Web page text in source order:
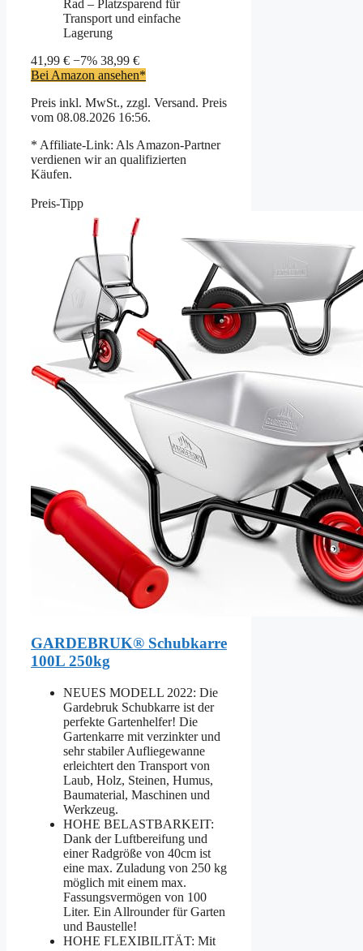
Rad – Platzsparend für
Transport und einfache
Lagerung
41,99 € −7% 38,99 €
Bei Amazon ansehen*
Preis inkl. MwSt., zzgl. Versand. Preis
vom 08.08.2026 16:56.
* Affiliate-Link: Als Amazon-Partner
verdienen wir an qualifizierten
Käufen.
Preis-Tipp
GARDEBRUK® Schubkarre
100L 250kg
NEUES MODELL 2022: Die
Gardebruk Schubkarre ist der
perfekte Gartenhelfer! Die
Gartenkarre mit verzinkter und
sehr stabiler Aufliegewanne
erleichtert den Transport von
Laub, Holz, Steinen, Humus,
Baumaterial, Maschinen und
Werkzeug.
HOHE BELASTBARKEIT:
Dank der Luftbereifung und
einer Radgröße von 40cm ist
eine max. Zuladung von 250 kg
möglich mit einem max.
Fassungsvermögen von 100
Liter. Ein Allrounder für Garten
und Baustelle!
HOHE FLEXIBILITÄT: Mit